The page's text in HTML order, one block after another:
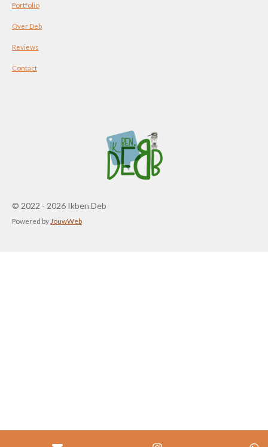
Portfolio
Over Deb
Reviews
Contact
© 2022 - 2026 Ikben.Deb
Powered by JouwWeb